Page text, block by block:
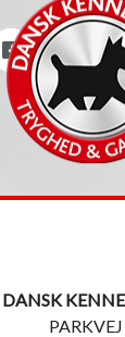
DANSK
PARKVEJ